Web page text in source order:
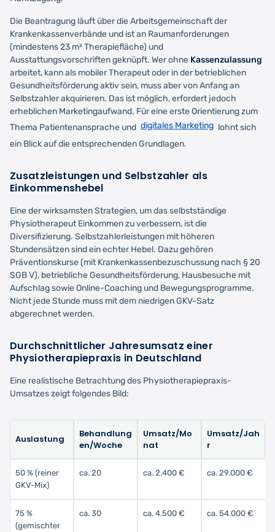
Die Beantragung läuft über die Arbeitsgemeinschaft der
Krankenkassenverbände und ist an Raumanforderungen
(mindestens 23 m² Therapiefläche) und
Ausstattungsvorschriften geknüpft. Wer ohne Kassenzulassung
arbeitet, kann als mobiler Therapeut oder in der betrieblichen
Gesundheitsförderung aktiv sein, muss aber von Anfang an
Selbstzahler akquirieren. Das ist möglich, erfordert jedoch
erheblichen Marketingaufwand. Für eine erste Orientierung zum
Thema Patientenansprache und digitales Marketing lohnt sich
ein Blick auf die entsprechenden Grundlagen.
Zusatzleistungen und Selbstzahler als
Einkommenshebel
Eine der wirksamsten Strategien, um das selbstständige
Physiotherapeut Einkommen zu verbessern, ist die
Diversifizierung. Selbstzahlerleistungen mit höheren
Stundensätzen sind ein echter Hebel. Dazu gehören
Präventionskurse (mit Krankenkassenbezuschussung nach § 20
SGB V), betriebliche Gesundheitsförderung, Hausbesuche mit
Aufschlag sowie Online-Coaching und Bewegungsprogramme.
Nicht jede Stunde muss mit dem niedrigen GKV-Satz
abgerechnet werden.
Durchschnittlicher Jahresumsatz einer
Physiotherapiepraxis in Deutschland
Eine realistische Betrachtung des Physiotherapiepraxis-
Umsatzes zeigt folgendes Bild:
Auslastung
Behandlung
en/Woche
Umsatz/Mo
nat
Umsatz/Jah
r
50 % (reiner
GKV-Mix)
ca. 20 ca. 2.400 € ca. 29.000 €
75 %
(gemischter
ca. 30 ca. 4.500 € ca. 54.000 €